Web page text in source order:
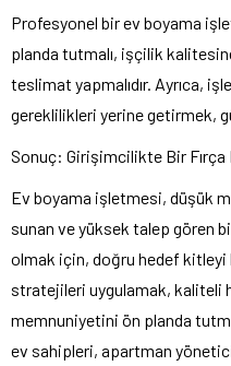
Profesyonel bir ev boyama
planda tutmalı, işçilik
teslimat yapmalıdır. Ayrıca,
gereklilikleri yerine getirmek,
Sonuç: Girişimcilikte Bir Fırça
Ev boyama işletmesi, düşük
sunan ve yüksek talep gören
olmak için, doğru hedef
stratejileri uygulamak, kaliteli
memnuniyetini ön planda
ev sahipleri, apartman